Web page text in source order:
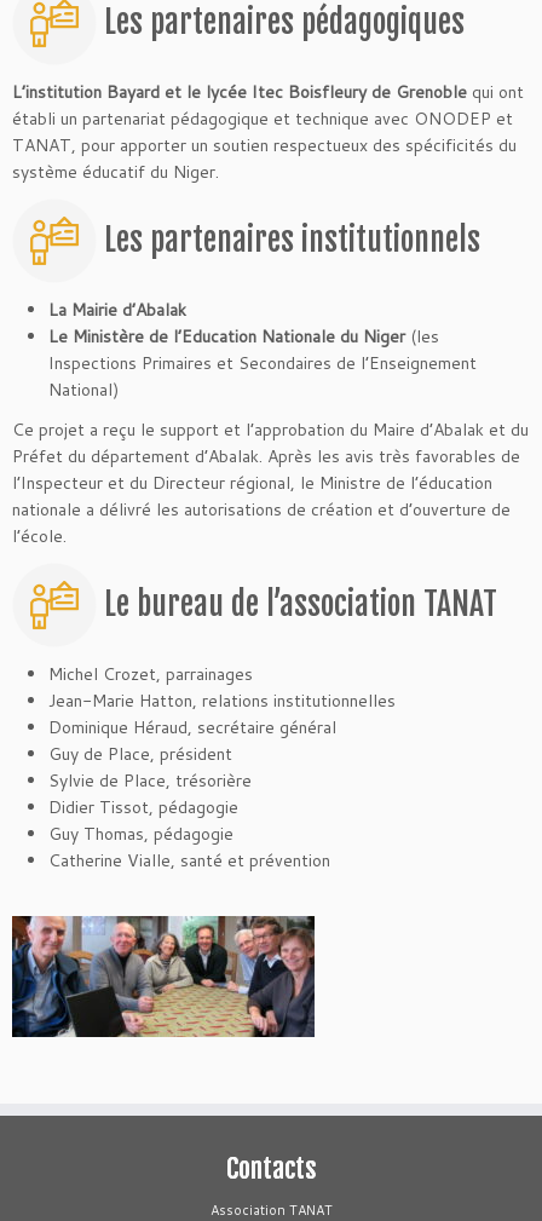
Les partenaires pédagogiques
L’institution Bayard et le lycée Itec Boisfleury de Grenoble qui ont
établi un partenariat pédagogique et technique avec ONODEP et
TANAT, pour apporter un soutien respectueux des spécificités du
système éducatif du Niger.
Les partenaires institutionnels
La Mairie d’Abalak
Le Ministère de l’Education Nationale du Niger(les
Inspections Primaires et Secondaires de l’Enseignement
National)
Ce projet a reçu le support et l’approbation du Maire d’Abalak et du
Préfet du département d’Abalak. Après les avis très favorables de
l’Inspecteur et du Directeur régional, le Ministre de l’éducation
nationale a délivré les autorisations de création et d’ouverture de
l’école.
Le bureau de l’association TANAT
Michel Crozet, parrainages
Jean-Marie Hatton, relations institutionnelles
Dominique Héraud, secrétaire général
Guy de Place, président
Sylvie de Place, trésorière
Didier Tissot, pédagogie
Guy Thomas, pédagogie
Catherine Vialle, santé et prévention
Contacts
Association TANAT